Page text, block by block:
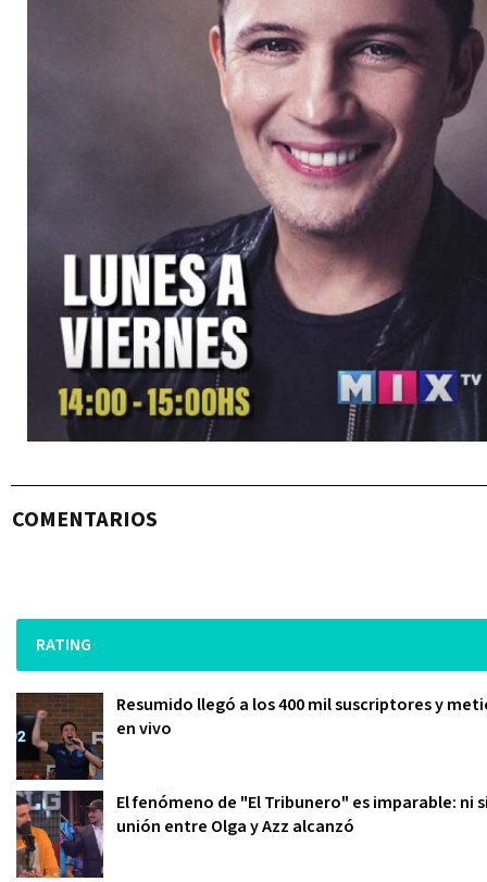
COMENTARIOS
RATING
Resumido llegó a los 400 mil suscriptores y
en vivo
El fenómeno de "El Tribunero" es imparable: ni
unión entre Olga y Azz alcanzó